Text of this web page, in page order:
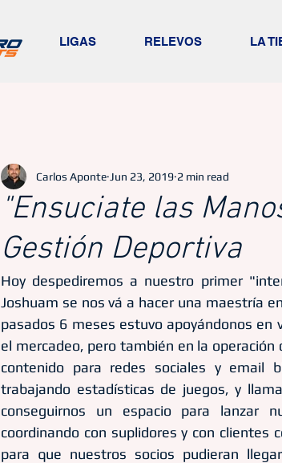
LIGAS RELEVOS LA
"Ensuciate las
Gestión Deportiva
Carlos Aponte Jun 23, 2019 2 min read
Hoy despediremos a nuestro primer
Joshuam se nos vá a hacer una maestría
pasados 6 meses estuvo apoyándonos
el mercadeo, pero también en la operación
contenido para redes sociales y email
trabajando estadísticas de juegos, y
conseguirnos un espacio para lanzar
coordinando con suplidores y con clientes
para que nuestros socios pudieran